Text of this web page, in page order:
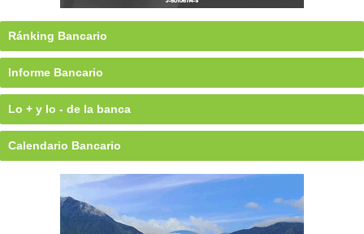
Ránking Bancario
Informe Bancario
Lo + y lo - de la banca
Calendario Bancario